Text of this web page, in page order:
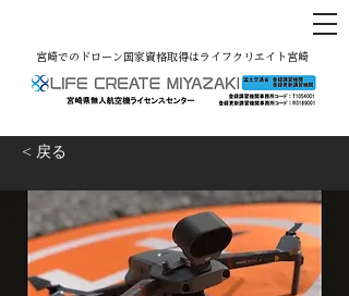
宮崎でのドローン国家資格取得はライフクリエイト宮崎
< 戻る